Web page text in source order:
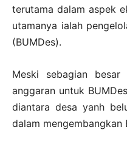
terutama dalam aspek
utamanya ialah
(BUMDes).
Meski sebagian besar
anggaran untuk
diantara desa yanh
dalam mengembangkan